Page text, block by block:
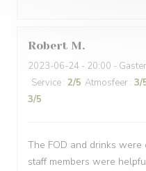
Robert M
2023-06-24 - 20:00 -
Service : 2/5 Atmosfeer : 3/
3/5
The FOD and drinks were
staff members were